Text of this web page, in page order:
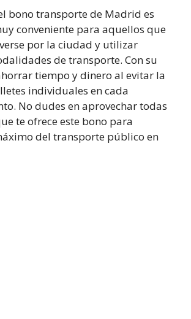
bono transporte de Madrid es
conveniente para aquellos que
por la ciudad y utilizar
de transporte. Con su
tiempo y dinero al evitar la
individuales en cada
No dudes en aprovechar todas
te ofrece este bono para
del transporte público en